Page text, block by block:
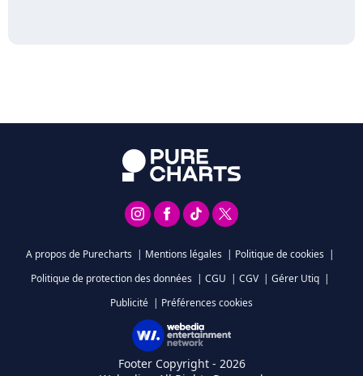
A propos de Purecharts | Mentions légales | Politique de cookies |
Politique de protection des données | CGU | CGV | Gérer Utiq |
Publicité | Préférences cookies
Footer Copyright - 2026